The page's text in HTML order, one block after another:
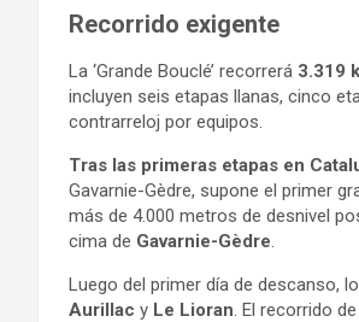
Recorrido exigente
La ‘Grande Bouclé’ recorrerá 3.319
incluyen seis etapas llanas, cinco
contrarreloj por equipos.
Tras las primeras etapas en
Gavarnie-Gèdre, supone el primer
más de 4.000 metros de desnivel
cima de Gavarnie-Gèdre.
Luego del primer día de descanso,
Aurillac y Le Lioran. El recorrido